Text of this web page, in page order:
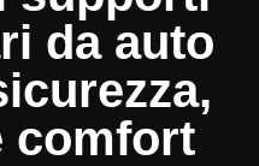
da auto
comfort